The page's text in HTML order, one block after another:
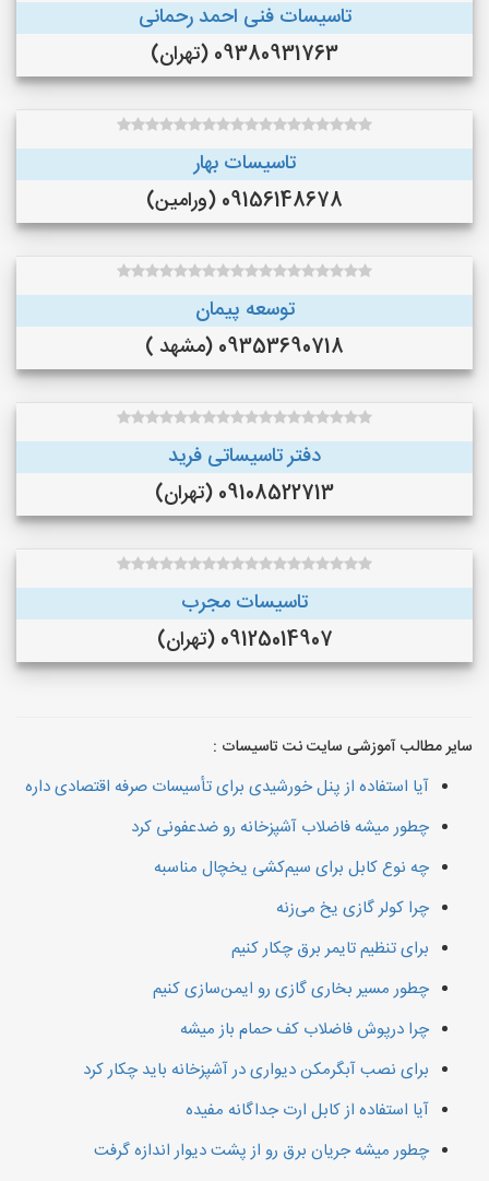
تاسیسات فنی احمد رحمانی
09380931763 (تهران)
تاسیسات بهار
09156148678 (ورامین)
توسعه پیمان
09353690718 (مشهد )
دفتر تاسیساتی فرید
09108522713 (تهران)
تاسیسات مجرب
09125014907 (تهران)
سایر مطالب آموزشی سایت نت تاسیسات :
آیا استفاده از پنل خورشیدی برای تأسیسات صرفه اقتصادی داره
چطور میشه فاضلاب آشپزخانه رو ضدعفونی کرد
چه نوع کابل برای سیم‌کشی یخچال مناسبه
چرا کولر گازی یخ می‌زنه
برای تنظیم تایمر برق چکار کنیم
چطور مسیر بخاری گازی رو ایمن‌سازی کنیم
چرا درپوش فاضلاب کف حمام باز میشه
برای نصب آبگرمکن دیواری در آشپزخانه باید چکار کرد
آیا استفاده از کابل ارت جداگانه مفیده
چطور میشه جریان برق رو از پشت دیوار اندازه گرفت